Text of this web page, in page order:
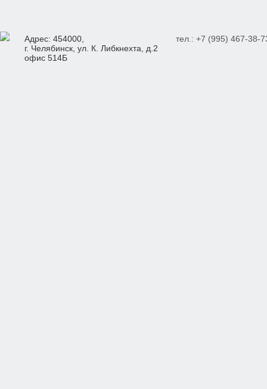
Адрес: 454000,
г. Челябинск, ул. К. Либкнехта, д.2
офис 514Б
тел.: +7 (995) 467-38-